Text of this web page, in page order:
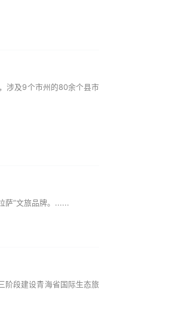
涉及9个市州的80余个县市
萨”文旅品牌。......
阶段建设青海省国际生态旅